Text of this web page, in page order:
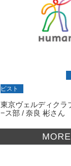
ピスト
東京ヴェルディクラ
−ス部 / 奈良 彬さん
MORE